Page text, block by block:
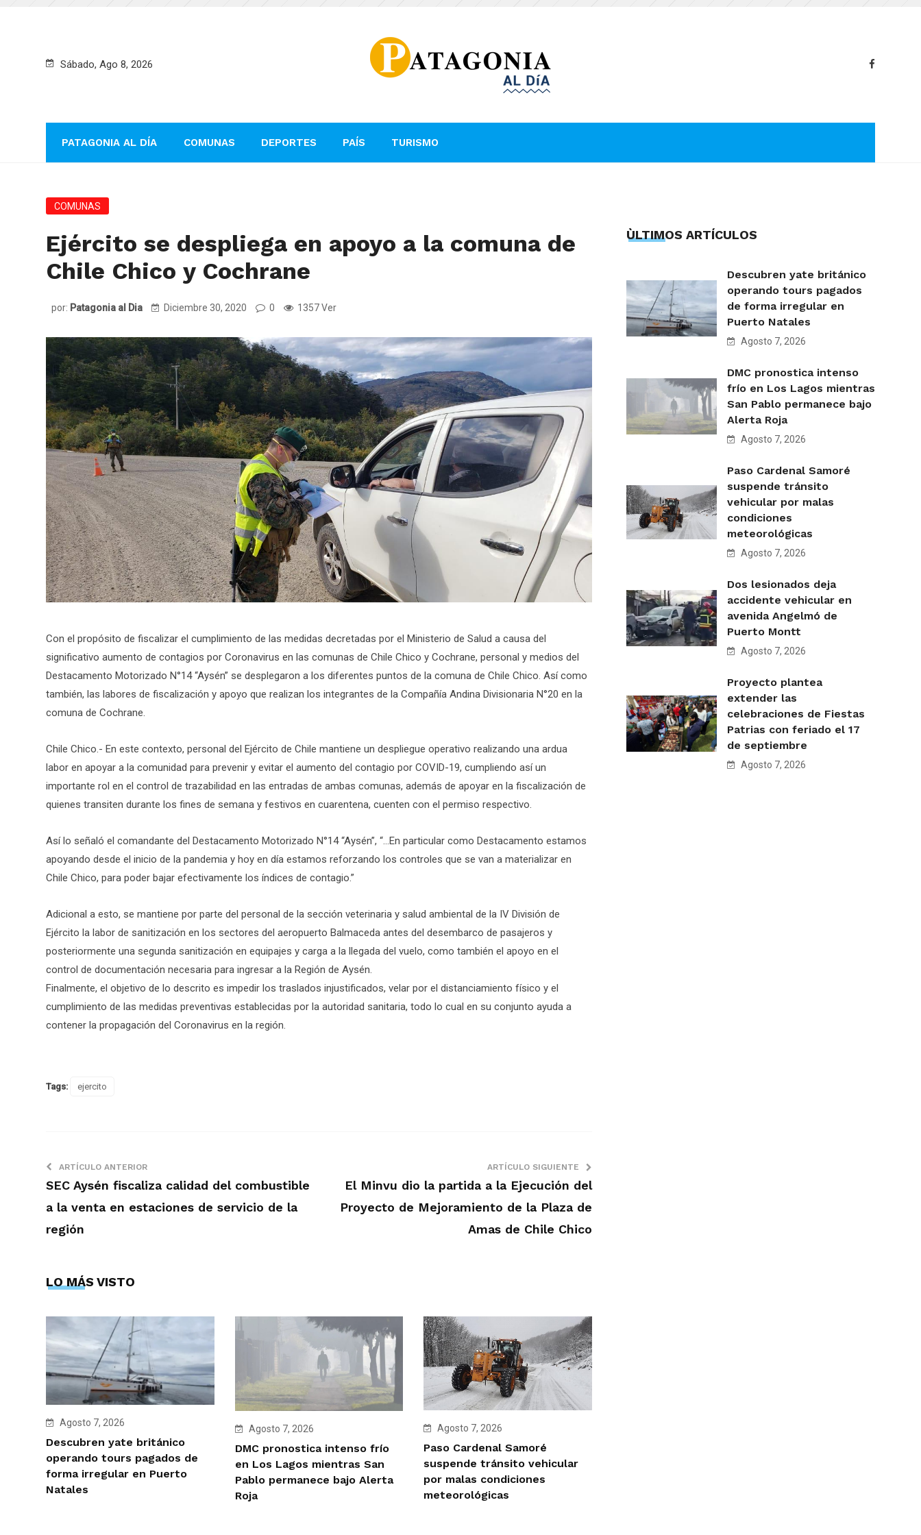
Sábado, Ago 8, 2026
PATAGONIA AL DÍA COMUNAS DEPORTES PAÍS TURISMO
COMUNAS
Ejército se despliega en apoyo a la comuna de
Chile Chico y Cochrane
por: Patagonia al Dia Diciembre 30, 2020 0 1357 Ver
Con el propósito de fiscalizar el cumplimiento de las medidas decretadas por el Ministerio de Salud a causa del
significativo aumento de contagios por Coronavirus en las comunas de Chile Chico y Cochrane, personal y medios del
Destacamento Motorizado N°14 “Aysén” se desplegaron a los diferentes puntos de la comuna de Chile Chico. Así como
también, las labores de fiscalización y apoyo que realizan los integrantes de la Compañía Andina Divisionaria N°20 en la
comuna de Cochrane.
Chile Chico.- En este contexto, personal del Ejército de Chile mantiene un despliegue operativo realizando una ardua
labor en apoyar a la comunidad para prevenir y evitar el aumento del contagio por COVID-19, cumpliendo así un
importante rol en el control de trazabilidad en las entradas de ambas comunas, además de apoyar en la fiscalización de
quienes transiten durante los fines de semana y festivos en cuarentena, cuenten con el permiso respectivo.
Así lo señaló el comandante del Destacamento Motorizado N°14 “Aysén”, “…En particular como Destacamento estamos
apoyando desde el inicio de la pandemia y hoy en día estamos reforzando los controles que se van a materializar en
Chile Chico, para poder bajar efectivamente los índices de contagio.”
Adicional a esto, se mantiene por parte del personal de la sección veterinaria y salud ambiental de la IV División de
Ejército la labor de sanitización en los sectores del aeropuerto Balmaceda antes del desembarco de pasajeros y
posteriormente una segunda sanitización en equipajes y carga a la llegada del vuelo, como también el apoyo en el
control de documentación necesaria para ingresar a la Región de Aysén.
Finalmente, el objetivo de lo descrito es impedir los traslados injustificados, velar por el distanciamiento físico y el
cumplimiento de las medidas preventivas establecidas por la autoridad sanitaria, todo lo cual en su conjunto ayuda a
contener la propagación del Coronavirus en la región.
Tags: ejercito
ARTÍCULO ANTERIOR
SEC Aysén fiscaliza calidad del combustible
a la venta en estaciones de servicio de la
región
ARTÍCULO SIGUIENTE
El Minvu dio la partida a la Ejecución del
Proyecto de Mejoramiento de la Plaza de
Amas de Chile Chico
LO MÁS VISTO
Agosto 7, 2026
Descubren yate británico
operando tours pagados de
forma irregular en Puerto
Natales
Agosto 7, 2026
DMC pronostica intenso frío
en Los Lagos mientras San
Pablo permanece bajo Alerta
Roja
Agosto 7, 2026
Paso Cardenal Samoré
suspende tránsito vehicular
por malas condiciones
meteorológicas
ÙLTIMOS ARTÍCULOS
Descubren yate británico
operando tours pagados
de forma irregular en
Puerto Natales
Agosto 7, 2026
DMC pronostica intenso
frío en Los Lagos mientras
San Pablo permanece bajo
Alerta Roja
Agosto 7, 2026
Paso Cardenal Samoré
suspende tránsito
vehicular por malas
condiciones
meteorológicas
Agosto 7, 2026
Dos lesionados deja
accidente vehicular en
avenida Angelmó de
Puerto Montt
Agosto 7, 2026
Proyecto plantea
extender las
celebraciones de Fiestas
Patrias con feriado el 17
de septiembre
Agosto 7, 2026